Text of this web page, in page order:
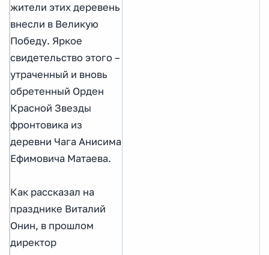
жители этих деревень
внесли в Великую
Победу. Яркое
свидетельство этого –
утраченный и вновь
обретенный Орден
Красной Звезды
фронтовика из
деревни Чага Анисима
Ефимовича Матаева.
Как рассказал на
празднике Виталий
Онин, в прошлом
директор